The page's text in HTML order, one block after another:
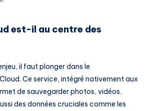
est-il au centre des
il faut plonger dans le
Ce service, intégré nativement aux
de sauvegarder photos, vidéos,
des données cruciales comme les